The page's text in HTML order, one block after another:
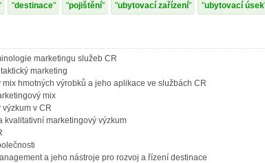
destinace pojištění ubytovací zařízení ubytovací úsek
marketingu služeb CR
marketing
mix hmotných výrobků a jeho aplikace ve službách CR
mix
v CR
kvalitativní marketingový výzkum
a jeho nástroje pro rozvoj a řízení destinace